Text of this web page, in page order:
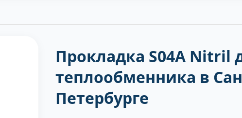
Прокладка S04A Nitril
теплообменника в
Петербурге